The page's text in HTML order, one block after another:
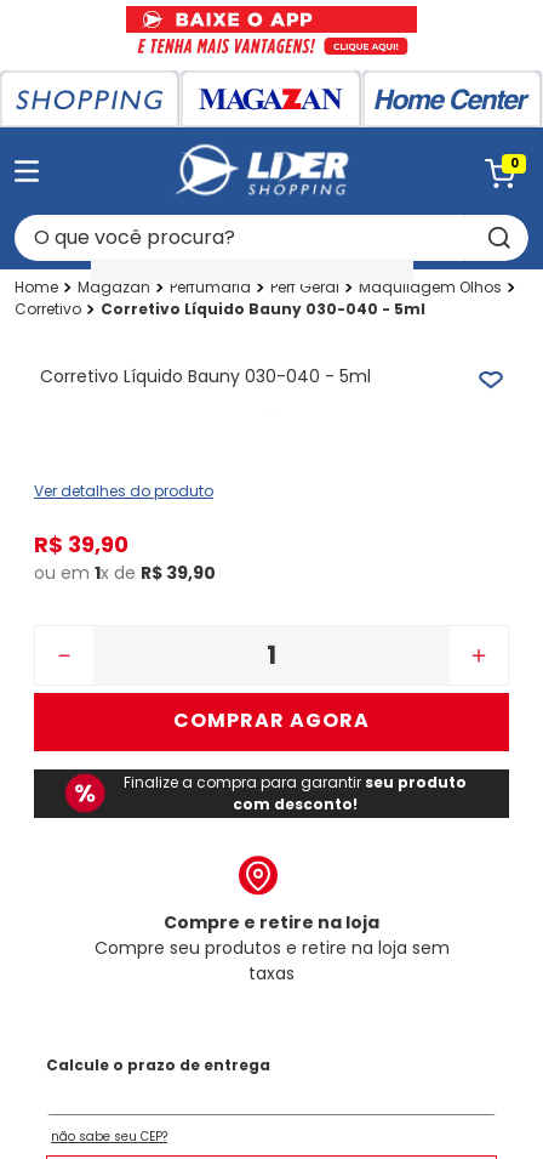
0
O que você procura?
Magazan Perfumaria Perf Geral
Maquilagem Olhos
Corretivo
Corretivo Líquido Bauny 030-040 - 5ml
Corretivo Líquido Bauny 030-040 - 5ml
Ver detalhes do produto
R$ 39,90
ou em 1x de R$ 39,90
＋
－
COMPRAR AGORA
Finalize a compra para garantir seu produto
com desconto!
Compre e retire na loja
Compre seu produtos e retire na loja sem
taxas